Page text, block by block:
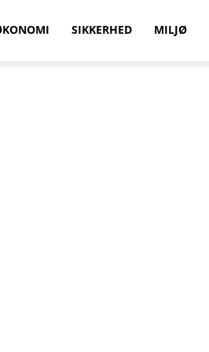
SIKKERHED MILJØ